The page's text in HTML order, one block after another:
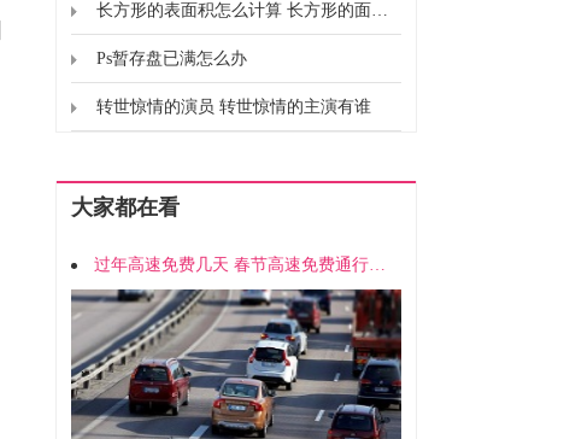
宽。
长方形的表面积怎么计算 长方形的面积怎么计算的
Ps暂存盘已满怎么办
转世惊情的演员 转世惊情的主演有谁
大家都在看
过年高速免费几天 春节高速免费通行时间